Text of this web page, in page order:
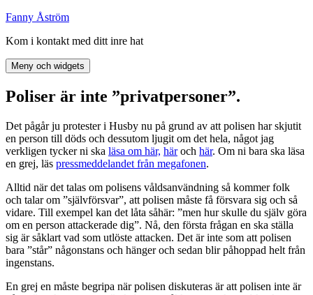
Hoppa
innehåll
Fanny Åström
Kom i kontakt med ditt inre hat
Meny och widgets
Poliser är inte ”privatpersoner”.
Det pågår ju protester i Husby nu på grund av att polisen har skjutit
en person till döds och dessutom ljugit om det hela, något jag
verkligen tycker ni ska läsa om här, häroch här. Om ni bara ska läsa
en grej, läs pressmeddelandet från megafonen.
Alltid när det talas om polisens våldsanvändning så kommer folk
och talar om ”självförsvar”, att polisen måste få försvara sig och så
vidare. Till exempel kan det låta såhär: ”men hur skulle du själv göra
om en person attackerade dig”. Nå, den första frågan en ska ställa
sig är såklart vad som utlöste attacken. Det är inte som att polisen
bara ”står” någonstans och hänger och sedan blir påhoppad helt från
ingenstans.
En grej en måste begripa när polisen diskuteras är att polisen inte är